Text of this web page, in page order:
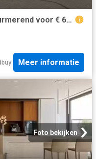
Huis te koop Karpaten 18 in Purmerend voor € 625.000
Meer informatie
Foto bekijken